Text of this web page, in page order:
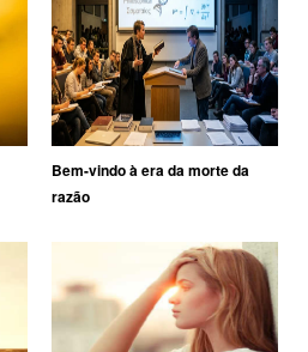
Bem-vindo à era da morte da
razão